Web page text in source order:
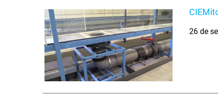
26 de